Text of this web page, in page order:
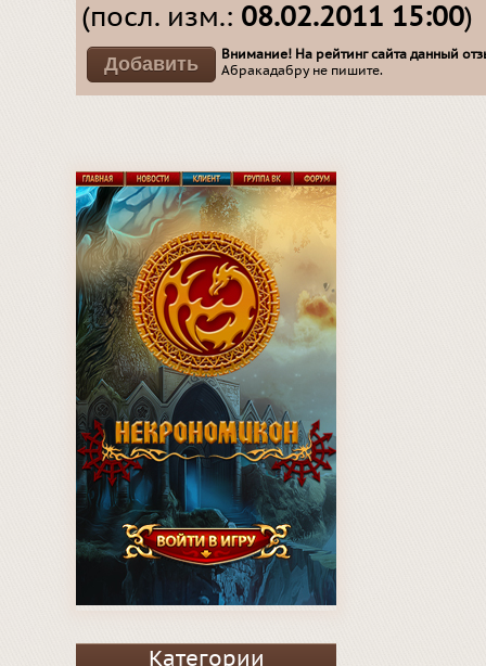
(посл. изм.: 08.02.2011 15:00)
Внимание! На рейтинг сайта данный
Абракадабру не пишите.
Категории